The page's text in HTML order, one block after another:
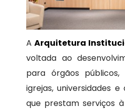
AArquitetura
voltada ao
para órgãos públicos,
igrejas, universidades e
que prestam serviços